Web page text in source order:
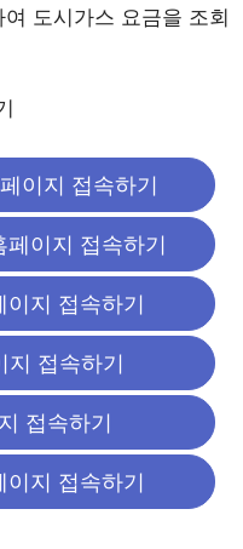
도시가스 요금을 조회
이지 접속하기
페이지 접속하기
이지 접속하기
지 접속하기
접속하기
이지 접속하기